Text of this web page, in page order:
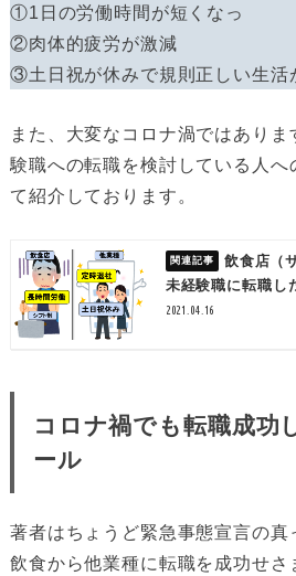
①1日の労働時間が短くなっ
②肉体的疲労が激減
③土日祝が休みで規則正しい生活
また、大変なコロナ渦ではあり
験職への転職を検討している人へ
て紹介しております。
飲食店（
未経験職に転職し
2021.04.16
コロナ禍でも転職成功
ール
著者はちょうど緊急事態宣言の真
飲食から他業種に転職を成功せさ